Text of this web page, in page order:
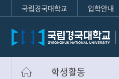
국립경국대학교 입학안내
학생활동